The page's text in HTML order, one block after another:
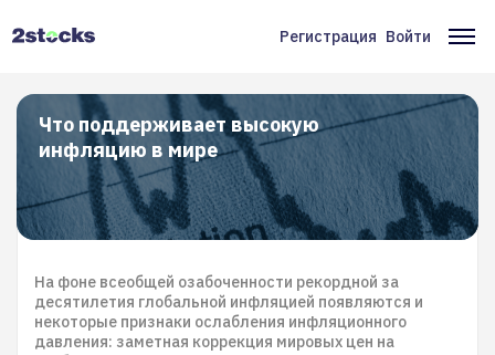
Меню
учётной
записи
пользователя
Регистрация Войти
Что поддерживает высокую
инфляцию в мире
На фоне всеобщей озабоченности рекордной за
десятилетия глобальной инфляцией появляются и
некоторые признаки ослабления инфляционного
давления: заметная коррекция мировых цен на